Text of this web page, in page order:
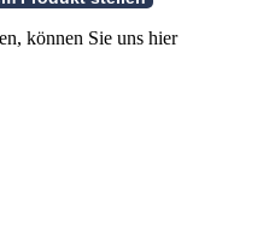
können Sie uns hier